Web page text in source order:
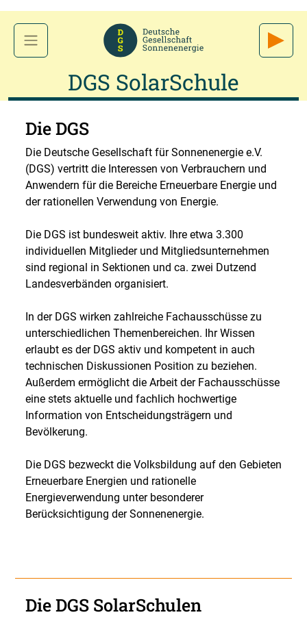
DGS SolarSchule
Die DGS
Die Deutsche Gesellschaft für Sonnenenergie e.V.
(DGS) vertritt die Interessen von Verbrauchern und
Anwendern für die Bereiche Erneuerbare Energie und
der rationellen Verwendung von Energie.
Die DGS ist bundesweit aktiv. Ihre etwa 3.300
individuellen Mitglieder und Mitgliedsunternehmen
sind regional in Sektionen und ca. zwei Dutzend
Landesverbänden organisiert.
In der DGS wirken zahlreiche Fachausschüsse zu
unterschiedlichen Themenbereichen. Ihr Wissen
erlaubt es der DGS aktiv und kompetent in auch
technischen Diskussionen Position zu beziehen.
Außerdem ermöglicht die Arbeit der Fachausschüsse
eine stets aktuelle und fachlich hochwertige
Information von Entscheidungsträgern und
Bevölkerung.
Die DGS bezweckt die Volksbildung auf den Gebieten
Erneuerbare Energien und rationelle
Energieverwendung unter besonderer
Berücksichtigung der Sonnenenergie.
Die DGS SolarSchulen